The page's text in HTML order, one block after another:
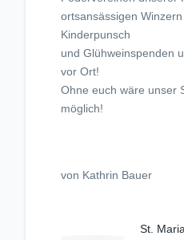
ortsansässigen
Kinderpunsch
und Glühweinspenden
vor Ort!
Ohne euch wäre unser
möglich!
von Kathrin Bauer
St.